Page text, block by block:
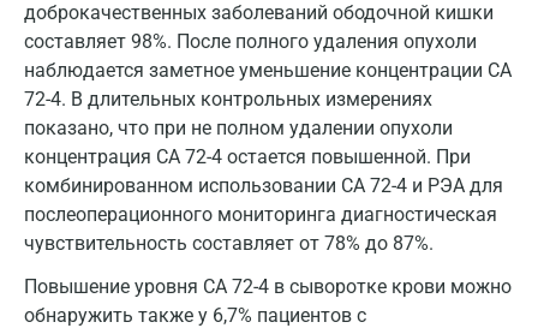
доброкачественных заболеваний ободочной кишки
составляет 98%. После полного удаления опухоли
наблюдается заметное уменьшение концентрации СА
72-4. В длительных контрольных измерениях
показано, что при не полном удалении опухоли
концентрация СА 72-4 остается повышенной. При
комбинированном использовании СА 72-4 и РЭА для
послеоперационного мониторинга диагностическая
чувствительность составляет от 78% до 87%.
Повышение уровня CA 72-4 в сыворотке крови можно
обнаружить также у 6,7% пациентов с
Краснодар
Красноярск
Курск
Лабинск
Липецк
Лобня
Люберцы